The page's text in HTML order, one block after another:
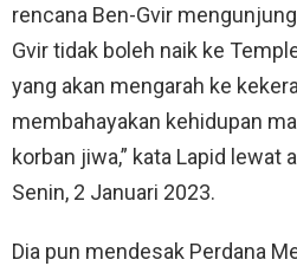
rencana Ben-Gvir
Gvir tidak boleh naik ke
yang akan mengarah ke
membahayakan kehidupan
korban jiwa,” kata Lapid lewat
Senin, 2 Januari 2023.
Dia pun mendesak Perdana